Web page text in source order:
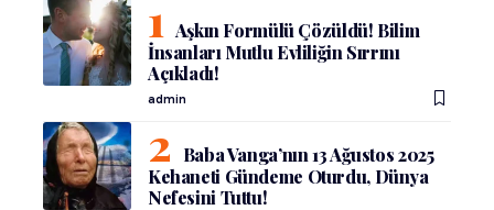
Aşkın Formülü Çözüldü! Bilim
İnsanları Mutlu Evliliğin Sırrını
Açıkladı!
admin
Baba Vanga’nın 13 Ağustos 2025
Kehaneti Gündeme Oturdu, Dünya
Nefesini Tuttu!